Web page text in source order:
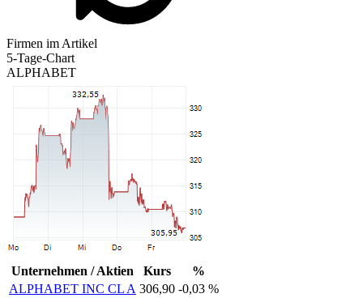
Firmen im Artikel
5-Tage-Chart
ALPHABET
Unternehmen / Aktien Kurs
%
ALPHABET INC CL A 306,90 -0,03 %